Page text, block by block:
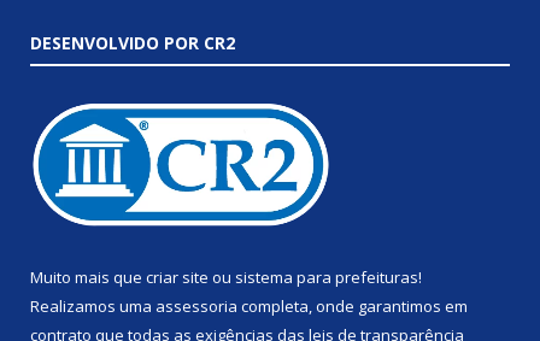
DESENVOLVIDO POR CR2
Muito mais que criar site ou sistema para prefeituras!
Realizamos uma assessoria completa, onde garantimos em
contrato que todas as exigências das leis de transparência